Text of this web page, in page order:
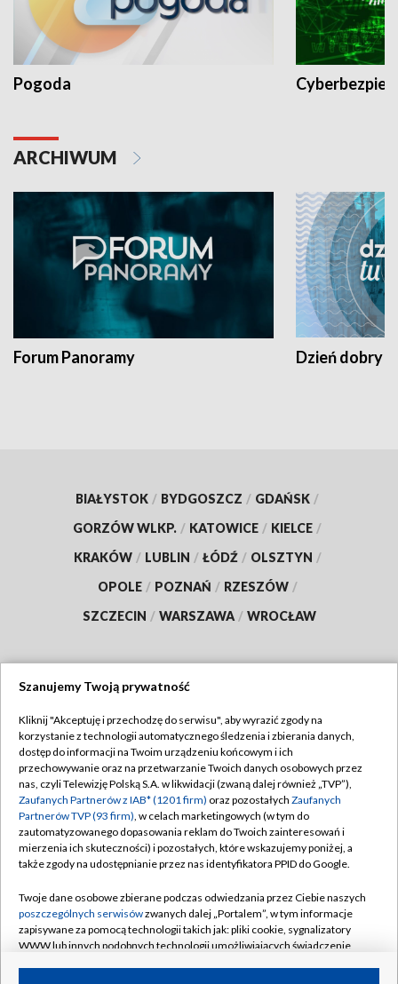
Pogoda
ARCHIWUM
Forum Panoramy Dzień dobry
BIAŁYSTOK / BYDGOSZCZ / GDAŃSK /
GORZÓW WLKP. / KATOWICE / KIELCE /
KRAKÓW / LUBLIN / ŁÓDŹ / OLSZTYN /
OPOLE / POZNAŃ / RZESZÓW /
SZCZECIN / WARSZAWA / WROCŁAW
TVP
Abonament TVP
Emisja w TVP
Centrum informacji TVP
Naziemna Telewizja Cyfrowa
Rada Programowa
System NOS
Informacje o nadawcy
Regulamin TVP
Polityka prywatności
Moje zgody
Pomoc
Kontakt
Kanały
Szanujemy Twoją prywatność
Kliknij "Akceptuję i przechodzę do serwisu", aby wyrazić zgody na
korzystanie z technologii automatycznego śledzenia i zbierania danych,
dostęp do informacji na Twoim urządzeniu końcowym i ich
przechowywanie oraz na przetwarzanie Twoich danych osobowych przez
nas, czyli Telewizję Polską S.A. w likwidacji (zwaną dalej również „TVP”),
Zaufanych Partnerów z IAB* (1201 firm) oraz pozostałych Zaufanych
Partnerów TVP (93 firm), w celach marketingowych (w tym do
zautomatyzowanego dopasowania reklam do Twoich zainteresowań i
mierzenia ich skuteczności) i pozostałych, które wskazujemy poniżej, a
także zgody na udostępnianie przez nas identyfikatora PPID do Google.
Twoje dane osobowe zbierane podczas odwiedzania przez Ciebie naszych
poszczególnych serwisówzwanych dalej „Portalem”, w tym informacje
zapisywane za pomocą technologii takich jak: pliki cookie, sygnalizatory
WWW lub innych podobnych technologii umożliwiających świadczenie